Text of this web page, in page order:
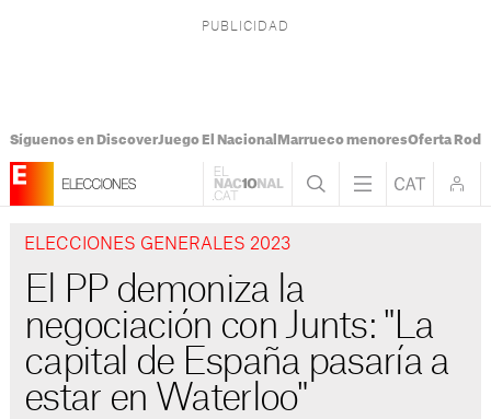
Síguenos en DiscoverJuego El Nacional Marrueco menoresOferta
ELECCIONES GENERALES 2023
El PP demoniza la
negociación con Junts: "La
capital de España pasaría a
estar en Waterloo"